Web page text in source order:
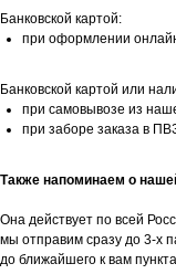
Банковской картой:
при оформлении
Банковской картой или
при самовывозе из
при заборе заказа в
Также напоминаем о
Она действует по всей
мы отправим сразу до 3-х
до ближайшего к вам